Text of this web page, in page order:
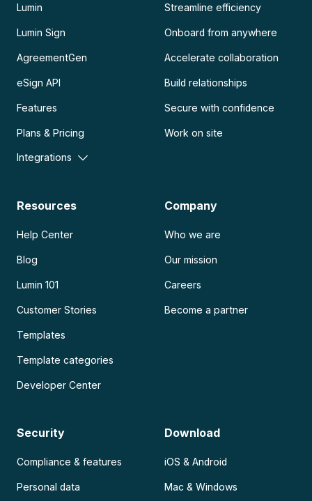
Lumin
Lumin Sign
AgreementGen
eSign API
Features
Plans & Pricing
Integrations
Streamline efficiency
Onboard from anywhere
Accelerate collaboration
Build relationships
Secure with confidence
Work on site
Resources
Help Center
Blog
Lumin 101
Customer Stories
Templates
Template categories
Developer Center
Company
Who we are
Our mission
Careers
Become a partner
Security
Compliance & features
Personal data
Download
iOS & Android
Mac & Windows